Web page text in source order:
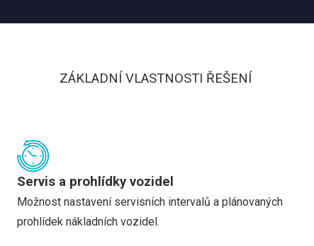
ZÁKLADNÍ VLASTNOSTI ŘEŠENÍ
Servis a prohlídky vozidel
Možnost nastavení servisních intervalů a plánovaných
prohlídek nákladních vozidel.